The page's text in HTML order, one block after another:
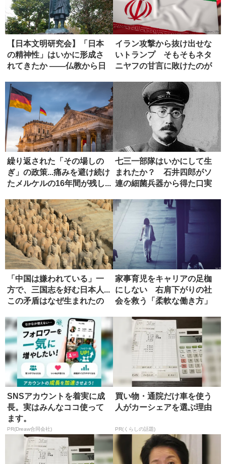
【日本文明研究会】「日本
の精神性」はいかに形成さ
れてきたか ――仏教から日
イラン攻撃から抜け出せな
いトランプ そもそもネタ
ニヤフの甘言に敗けたのが
繰り返された「その場しの
ぎ」の政策...痛みを避け続け
たメルケルの16年間が残し...
七三一部隊はいかにして生
まれたか？ 石井四郎がソ
連の細菌兵器から得た口実
「中国は嫌われている」一
方で、三国志を好む日本人...
この矛盾はなぜ生まれたの
家事育児をキャリアの足枷
にしない 右肩下がりの社
会を救う「柔軟な働き方」
SNSアカウントを着実に成
長。実はみんなココ使って
ます。
PR(Dreaw合同会社)
買い物・通院だけ車を使う
人がカーシェアを選ぶ理由
PR(くらしの話題)